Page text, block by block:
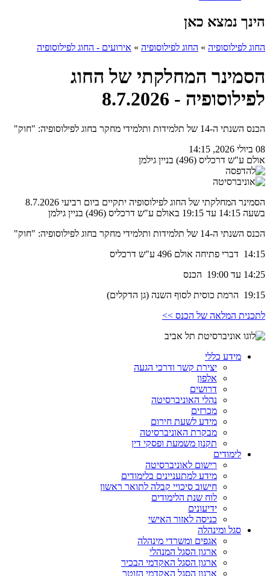
הינך נמצא כאן
החוג לפילוסופיה » החוג לפילוסופיה » אירועים - החוג לפילוסופיה
הסמינר המחלקתי של החוג
לפילוסופיה - 8.7.2026
הכנס השנתי ה-14 של תלמידות ותלמידי מחקר בחוג לפילוסופיה: "חוק"
08 ביולי 2026, 14:15
אולם ע"ש דרכליס (496) בניין גילמן
הסמינר המחלקתי של החוג לפילוסופיה יתקיים ביום רביעי 8.7.2026
בשעה 14:15 עד 19:15 באולם ע"ש דרכליס (496) בניין גילמן
הכנס השנתי ה-14 של תלמידות ותלמידי מחקר בחוג לפילוסופיה: "חוק"
14:15 דברי פתיחה אולם 496 ע"ש דרכליס
14:25 עד 19:00 הכנס
19:15 הרמת כוסית לסוף השנה (גן הדקלים)
לתכנית המלאה של הכנס >>
מידע כללי
יצירת קשר ודרכי הגעה
אלפון
דרושים
נהלי האוניברסיטה
מכרזים
מידע לשעת חירום
מבקרת האוניברסיטה
תקנון משמעת ופסקי דין
לימודים
רישום לאוניברסיטה
מידע למתעניינים בלימודים
חישוב סיכויי קבלה לתואר ראשון
לוח שנת הלימודים
ידיעונים
כניסה לאזור האישי
סגל ומינהלה
אגפים ומשרדי מינהלה
ארגון הסגל המנהלי
ארגון הסגל האקדמי הבכיר
ארגון הסגל האקדמי הזוטר